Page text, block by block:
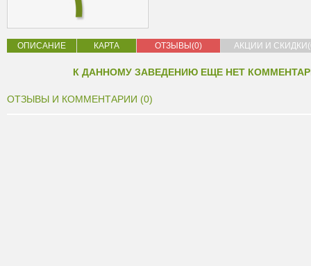
ОПИСАНИЕ КАРТА ОТЗЫВЫ(0) АКЦИИ И
К ДАННОМУ ЗАВЕДЕНИЮ ЕЩЕ НЕТ
ОТЗЫВЫ И КОММЕНТАРИИ (0)